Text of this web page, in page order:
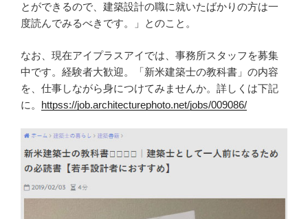
とができるので、建築設計の職に就いたばかりの方は一
度読んでみるべきです。」とのこと。
なお、現在アイプラスアイでは、事務所スタッフを募集
中です。経験者大歓迎。「新米建築士の教科書」の内容
を、仕事しながら身につけてみませんか。詳しくは下記
に。 httpss://job.architecturephoto.net/jobs/009086/